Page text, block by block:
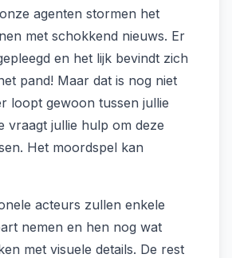
agenten stormen het
met schokkend nieuws. Er
en het lijk bevindt zich
pand! Maar dat is nog niet
loopt gewoon tussen jullie
vraagt jullie hulp om deze
Het moordspel kan
acteurs zullen enkele
nemen en hen nog wat
met visuele details. De rest